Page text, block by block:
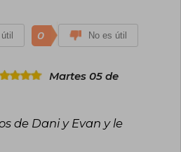
0 No es útil
Martes 05 de
de Dani y Evan y le